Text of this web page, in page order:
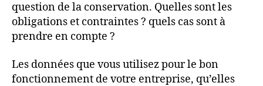
question de la conservation. Quelles sont les
obligations et contraintes ? quels cas sont à
prendre en compte ?
Les données que vous utilisez pour le bon
fonctionnement de votre entreprise, qu’elles